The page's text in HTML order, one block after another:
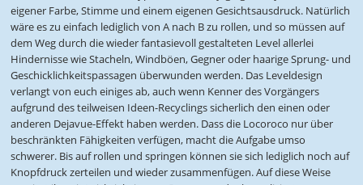
eigener Farbe, Stimme und einem eigenen Gesichtsausdruck. Natürlich
wäre es zu einfach lediglich von A nach B zu rollen, und so müssen auf
dem Weg durch die wieder fantasievoll gestalteten Level allerlei
Hindernisse wie Stacheln, Windböen, Gegner oder haarige Sprung- und
Geschicklichkeitspassagen überwunden werden. Das Leveldesign
verlangt von euch einiges ab, auch wenn Kenner des Vorgängers
aufgrund des teilweisen Ideen-Recyclings sicherlich den einen oder
anderen Dejavue-Effekt haben werden. Dass die Locoroco nur über
beschränkten Fähigkeiten verfügen, macht die Aufgabe umso
schwerer. Bis auf rollen und springen können sie sich lediglich noch auf
Knopfdruck zerteilen und wieder zusammenfügen. Auf diese Weise